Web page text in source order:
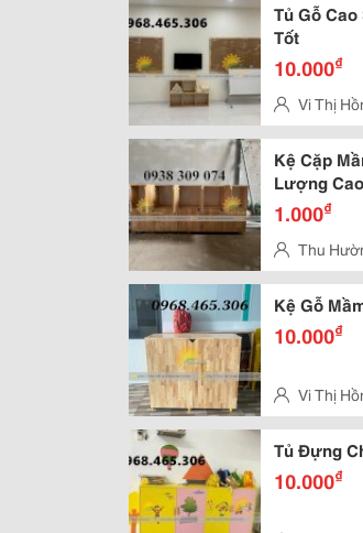
Tủ Gỗ
Tốt
10.000₫
Vi Thị
Kệ Cặp
Lượng Cao
1.000₫
Thu
Hóc Môn,
Kệ Gỗ
10.000₫
Vi Thị
Tủ Đựng
10.000₫